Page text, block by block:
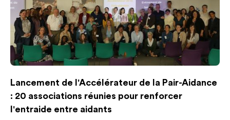
Lancement de l'Accélérateur de la Pair-Aidance
: 20 associations réunies pour renforcer
l'entraide entre aidants